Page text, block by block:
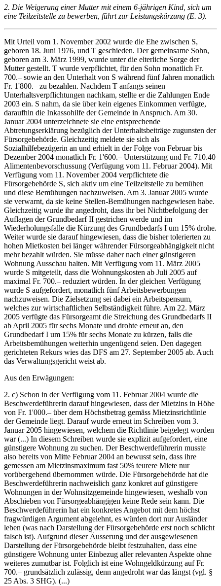
2. Die Weigerung einer Mutter mit einem 6-jährigen Kind, sich um
eine Teilzeitstelle zu bewerben, führt zur Leistungskürzung (E. 3).
Mit Urteil vom 1. November 2002 wurde die Ehe zwischen S,
geboren 18. Juni 1976, und T geschieden. Der gemeinsame Sohn,
geboren am 3. März 1999, wurde unter die elterliche Sorge der
Mutter gestellt. T wurde verpflichtet, für den Sohn monatlich Fr.
700.– sowie an den Unterhalt von S während fünf Jahren monatlich
Fr. 1'800.– zu bezahlen. Nachdem T anfangs seinen
Unterhaltsverpflichtungen nachkam, stellte er die Zahlungen Ende
2003 ein. S nahm, da sie über kein eigenes Einkommen verfügte,
daraufhin die Inkassohilfe der Gemeinde in Anspruch. Am 30.
Januar 2004 unterzeichnete sie eine entsprechende
Abtretungserklärung bezüglich der Unterhaltsbeiträge zugunsten der
Fürsorgebehörde. Gleichzeitig meldete sie sich als
Sozialhilfebezügerin an und erhielt in der Folge von Februar bis
Dezember 2004 monatlich Fr. 1'600.– Unterstützung und Fr. 710.40
Alimentenbevorschussung (Verfügung vom 11. Februar 2004). Mit
Verfügung vom 11. November 2004 verpflichtete die
Fürsorgebehörde S, sich aktiv um eine Teilzeitstelle zu bemühen
und diese Bemühungen nachzuweisen. Am 3. Januar 2005 wurde
sie verwarnt, da sie keine Stellen-Bemühungen nachgewiesen habe.
Gleichzeitig wurde ihr angedroht, dass ihr bei Nichtbefolgung der
Auflagen der Grundbedarf II gestrichen werde und im
Wiederholungsfalle die Kürzung des Grundbedarfs I um 15% drohe.
Weiter wurde sie darauf hingewiesen, dass die bisher tolerierten zu
hohen Mietkosten bei länger währender Fürsorgeabhängigkeit nicht
mehr bezahlt würden. Sie müsse daher nach einer günstigeren
Wohnung Ausschau halten. Mit Verfügung vom 11. März 2005
wurde S mitgeteilt, dass die Wohnungskosten ab Juli 2005 auf
maximal Fr. 700.– reduziert würden. In der gleichen Verfügung
wurde S aufgefordert, monatlich fünf Arbeitsbewerbungen
nachzuweisen. Die Zielsetzung sei dabei ein Arbeitspensum,
welches zur wirtschaftlichen Selbständigkeit führe. Am 22. März
2005 verfügte das Fürsorgeamt die Streichung des Grundbedarfs II
ab April 2005 für sechs Monate und drohte erneut an, den
Grundbedarf I um 15% für sechs Monate zu kürzen, falls die
Arbeitsbemühungen weiterhin ungenügend seien. Den dagegen
gerichteten Rekurs wies das DFS am 27. September 2005 ab. Auch
das Verwaltungsgericht weist ab.
Aus den Erwägungen:
2. c) Schon in der Verfügung vom 11. Februar 2004 wurde die
Beschwerdeführerin darauf hingewiesen, dass der Mietzins in Höhe
von Fr. 1'000.– über dem Höchstbetrag gemäss Mietzinsrichtlinie
der Gemeinde liegt. Darauf wurde erneut im Schreiben vom 3.
Januar 2005 hingewiesen, welchem die Richtlinie beigelegt worden
war (...) In diesem Schreiben wurde sie explizit aufgefordert, eine
günstigere Wohnung zu suchen. Der Beschwerdeführerin musste
also bereits von Mitte Februar 2004 an bewusst sein, dass ihre
gemessen am Mietzinsmaximum fast 50% teurere Miete nur
vorübergehend übernommen würde. Die Fürsorgebehörde hat die
Beschwerdeführerin nachweislich ganz konkret auf günstigere
Wohnungen in der Wohnsitzgemeinde hingewiesen, weshalb von
Abschieben von Fürsorgeabhängigen keine Rede sein kann. Die
Beschwerdeführerin hat ein konkretes Angebot mit dem höchst
fragwürdigen Argument abgelehnt, es würden dort nur Ausländer
leben (was nach Darstellung der Fürsorgebehörde erst noch schlicht
falsch ist). Aufgrund dieser Äusserung und der ausgewiesenen
Darstellung der Fürsorgebehörde bleibt festzuhalten, dass eine
günstigere Wohnung unter Einbezug aller relevanten Aspekte ohne
weiteres zumutbar ist. Folglich ist eine Wohngeldkürzung auf Fr.
700.– grundsätzlich zulässig, denn angedroht war das längst (vgl. §
25 Abs. 3 SHG). (...)